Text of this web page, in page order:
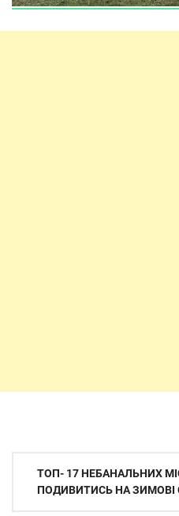
Навігація
записів
ТОП- 17 НЕБАНАЛЬНИХ
ПОДИВИТИСЬ НА ЗИМОВІ